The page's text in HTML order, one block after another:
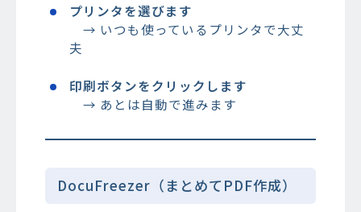
プリンタを選びます
→ いつも使っているプリンタで大丈
夫
印刷ボタンをクリックします
→ あとは自動で進みます
DocuFreezer（まとめてPDF作成）